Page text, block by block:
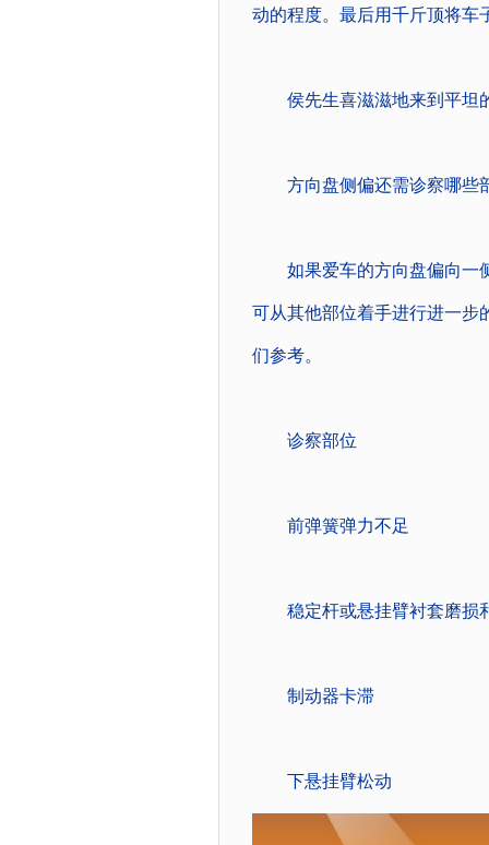
动的程度。最后用千斤顶将车
侯先生喜滋滋地来到平坦
方向盘侧偏还需诊察哪些
如果爱车的方向盘偏向一侧
可从其他部位着手进行进一步
们参考。
诊察部位
前弹簧弹力不
稳定杆或悬挂臂衬套磨
制动器卡
下悬挂臂松